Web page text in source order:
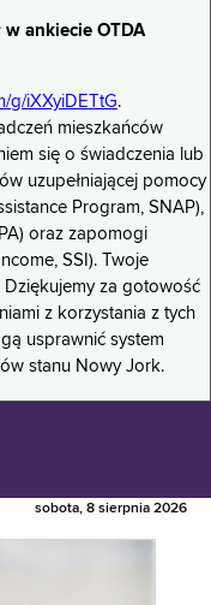
w ankiecie OTDA
g/iXXyiDETtG.
mieszkańców
się o świadczenia lub
uzupełniającej pomocy
Program, SNAP),
oraz zapomogi
SSI). Twoje
za gotowość
z korzystania z tych
usprawnić system
stanu Nowy Jork.
sobota, 8 sierpnia 2026